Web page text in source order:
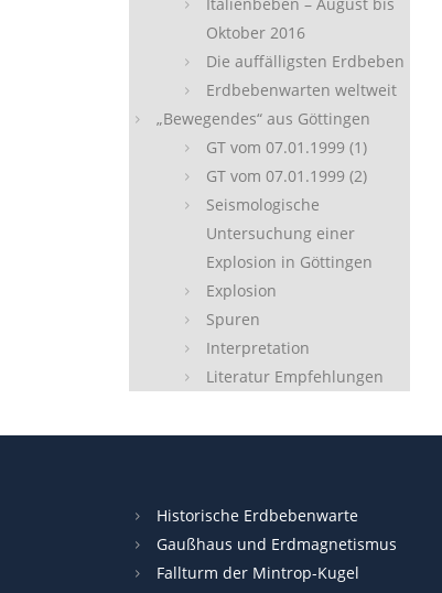
Oktober 2016
Die auffälligsten Erdbeben
Erdbebenwarten weltweit
„Bewegendes“ aus Göttingen
GT vom 07.01.1999 (1)
GT vom 07.01.1999 (2)
Seismologische
Untersuchung einer
Explosion in Göttingen
Explosion
Spuren
Interpretation
Literatur Empfehlungen
Historische Erdbebenwarte
Gaußhaus und Erdmagnetismus
Fallturm der Mintrop-Kugel